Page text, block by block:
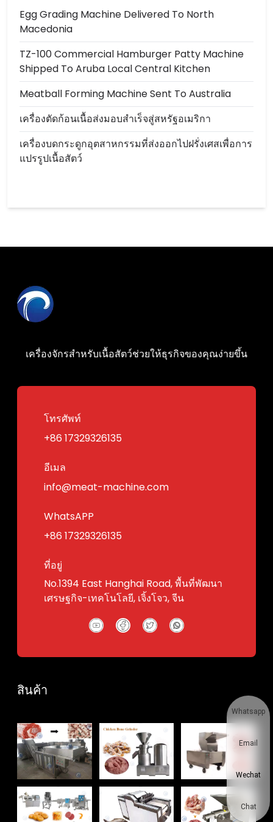
Egg Grading Machine Delivered To North
Macedonia
TZ-100 Commercial Hamburger Patty Machine
Shipped To Aruba Local Central Kitchen
Meatball Forming Machine Sent To Australia
เครื่องตัดก้อนเนื้อส่งมอบสำเร็จสู่สหรัฐอเมริกา
เครื่องบดกระดูกอุตสาหกรรมที่ส่งออกไปฝรั่งเศสเพื่อการ
แปรรูปเนื้อสัตว์
เครื่องจักรสำหรับเนื้อสัตว์ช่วยให้ธุรกิจของคุณง่ายขึ้น
โทรศัพท์
+86 17329326135
อีเมล
info@meat-machine.com
WhatsAPP
+86 17329326135
ที่อยู่
No.1394 East Hanghai Road, พื้นที่พัฒนา
เศรษฐกิจ-เทคโนโลยี, เจิ้งโจว, จีน
สินค้า
Whatsapp
Email
Wechat
Chat